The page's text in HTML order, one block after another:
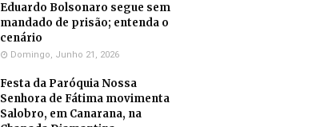
Eduardo Bolsonaro segue sem
mandado de prisão; entenda o
cenário
Domingo, Junho 21, 2026
Festa da Paróquia Nossa
Senhora de Fátima movimenta
Salobro, em Canarana, na